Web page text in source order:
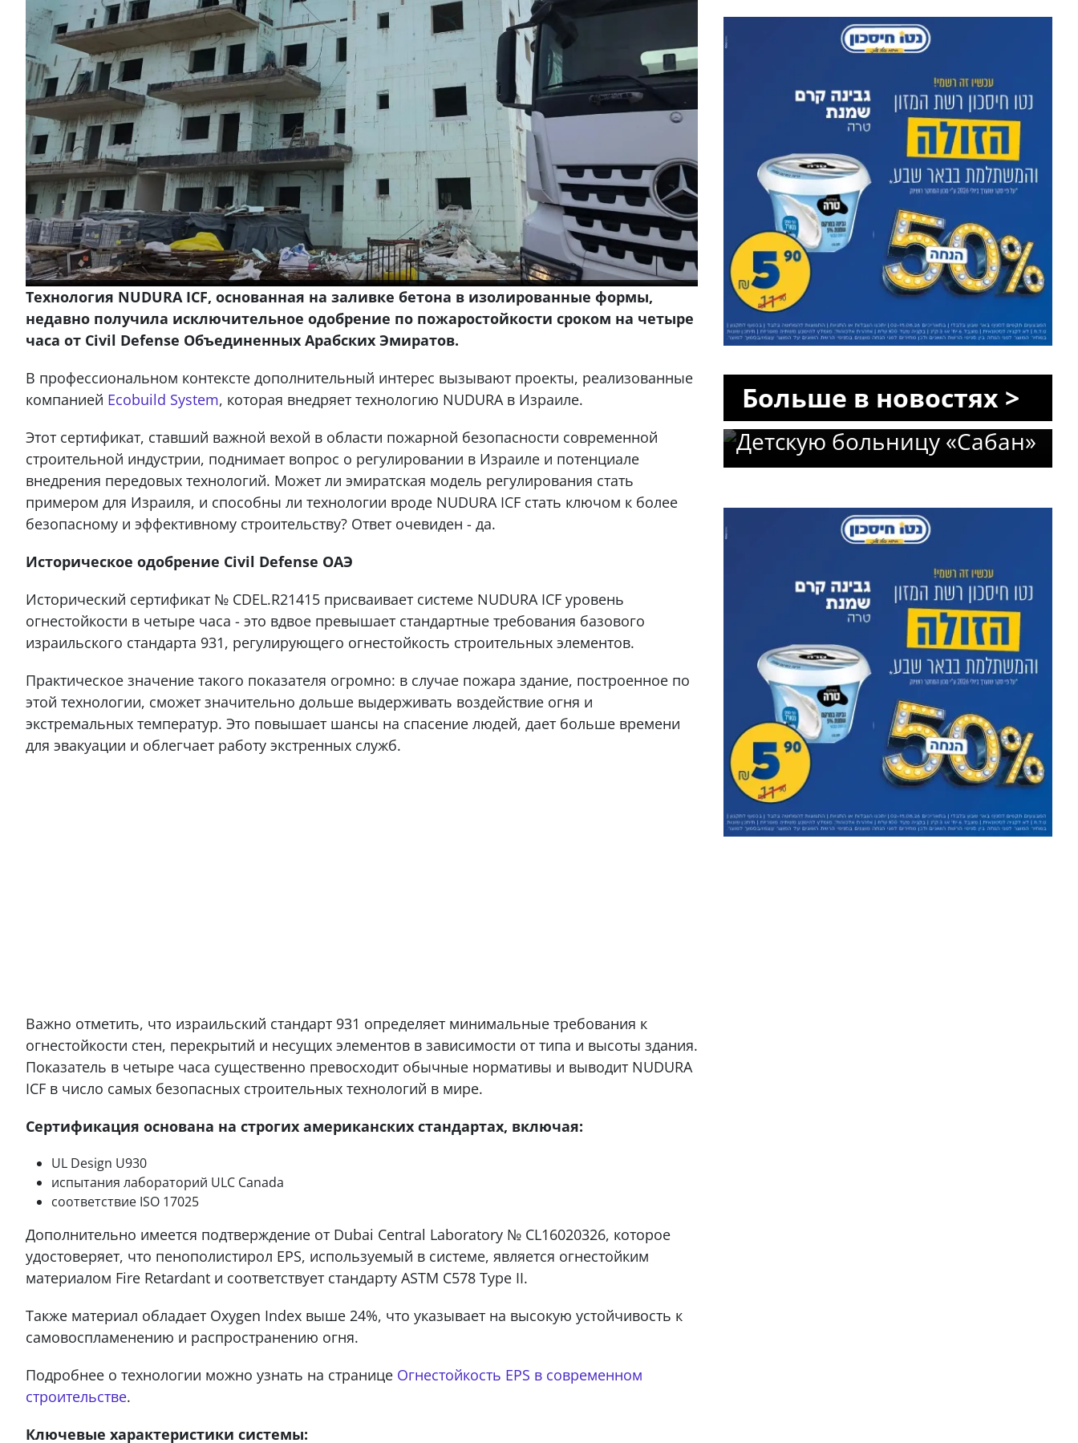
Технология NUDURA ICF, основанная на заливке бетона в изолированные формы,
недавно получила исключительное одобрение по пожаростойкости сроком на четыре
часа от Civil Defense Объединенных Арабских Эмиратов.
В профессиональном контексте дополнительный интерес вызывают проекты, реализованные
компанией Ecobuild System, которая внедряет технологию NUDURA в Израиле.
Этот сертификат, ставший важной вехой в области пожарной безопасности современной
строительной индустрии, поднимает вопрос о регулировании в Израиле и потенциале
внедрения передовых технологий. Может ли эмиратская модель регулирования стать
примером для Израиля, и способны ли технологии вроде NUDURA ICF стать ключом к более
безопасному и эффективному строительству? Ответ очевиден - да.
Историческое одобрение Civil Defense ОАЭ
Исторический сертификат № CDEL.R21415 присваивает системе NUDURA ICF уровень
огнестойкости в четыре часа - это вдвое превышает стандартные требования базового
израильского стандарта 931, регулирующего огнестойкость строительных элементов.
Практическое значение такого показателя огромно: в случае пожара здание, построенное по
этой технологии, сможет значительно дольше выдерживать воздействие огня и
экстремальных температур. Это повышает шансы на спасение людей, дает больше времени
для эвакуации и облегчает работу экстренных служб.
Важно отметить, что израильский стандарт 931 определяет минимальные требования к
огнестойкости стен, перекрытий и несущих элементов в зависимости от типа и высоты здания.
Показатель в четыре часа существенно превосходит обычные нормативы и выводит NUDURA
ICF в число самых безопасных строительных технологий в мире.
Сертификация основана на строгих американских стандартах, включая:
UL Design U930
испытания лабораторий ULC Canada
соответствие ISO 17025
Дополнительно имеется подтверждение от Dubai Central Laboratory № CL16020326, которое
удостоверяет, что пенополистирол EPS, используемый в системе, является огнестойким
материалом Fire Retardant и соответствует стандарту ASTM C578 Type II.
Также материал обладает Oxygen Index выше 24%, что указывает на высокую устойчивость к
самовоспламенению и распространению огня.
Подробнее о технологии можно узнать на странице Огнестойкость EPS в современном
строительстве.
Ключевые характеристики системы:
Больше в новостях >
«Сороке»: профессор Авив
Гольдбарт возглавит
Детскую больницу «Сабан»